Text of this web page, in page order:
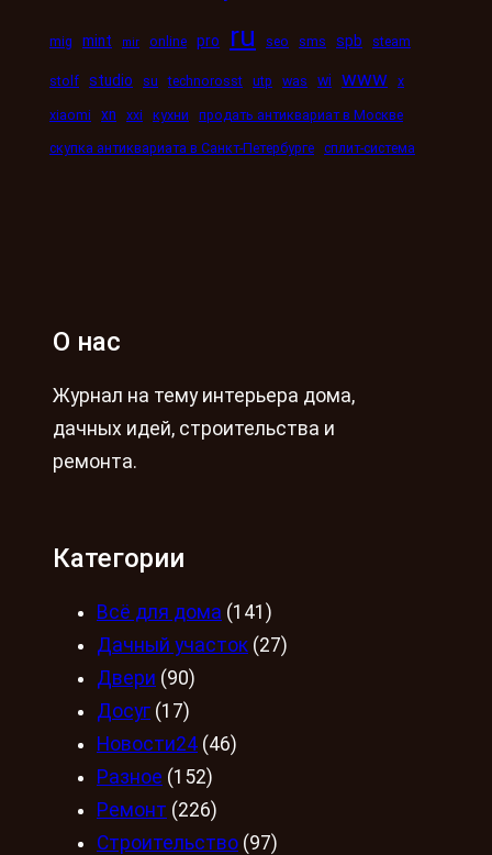
mig mint mir online pro ru seo sms spb steam
stolf studio su technorosst utp was wi www x
xiaomi xn xxi кухни
продать антиквариат в Москве
скупка антиквариата в Санкт-Петербурге сплит-система
О нас
Журнал на тему интерьера дома,
дачных идей, строительства и
ремонта.
Категории
Всё для дома (141)
Дачный участок (27)
Двери (90)
Досуг (17)
Новости24 (46)
Разное (152)
Ремонт (226)
Строительство (97)